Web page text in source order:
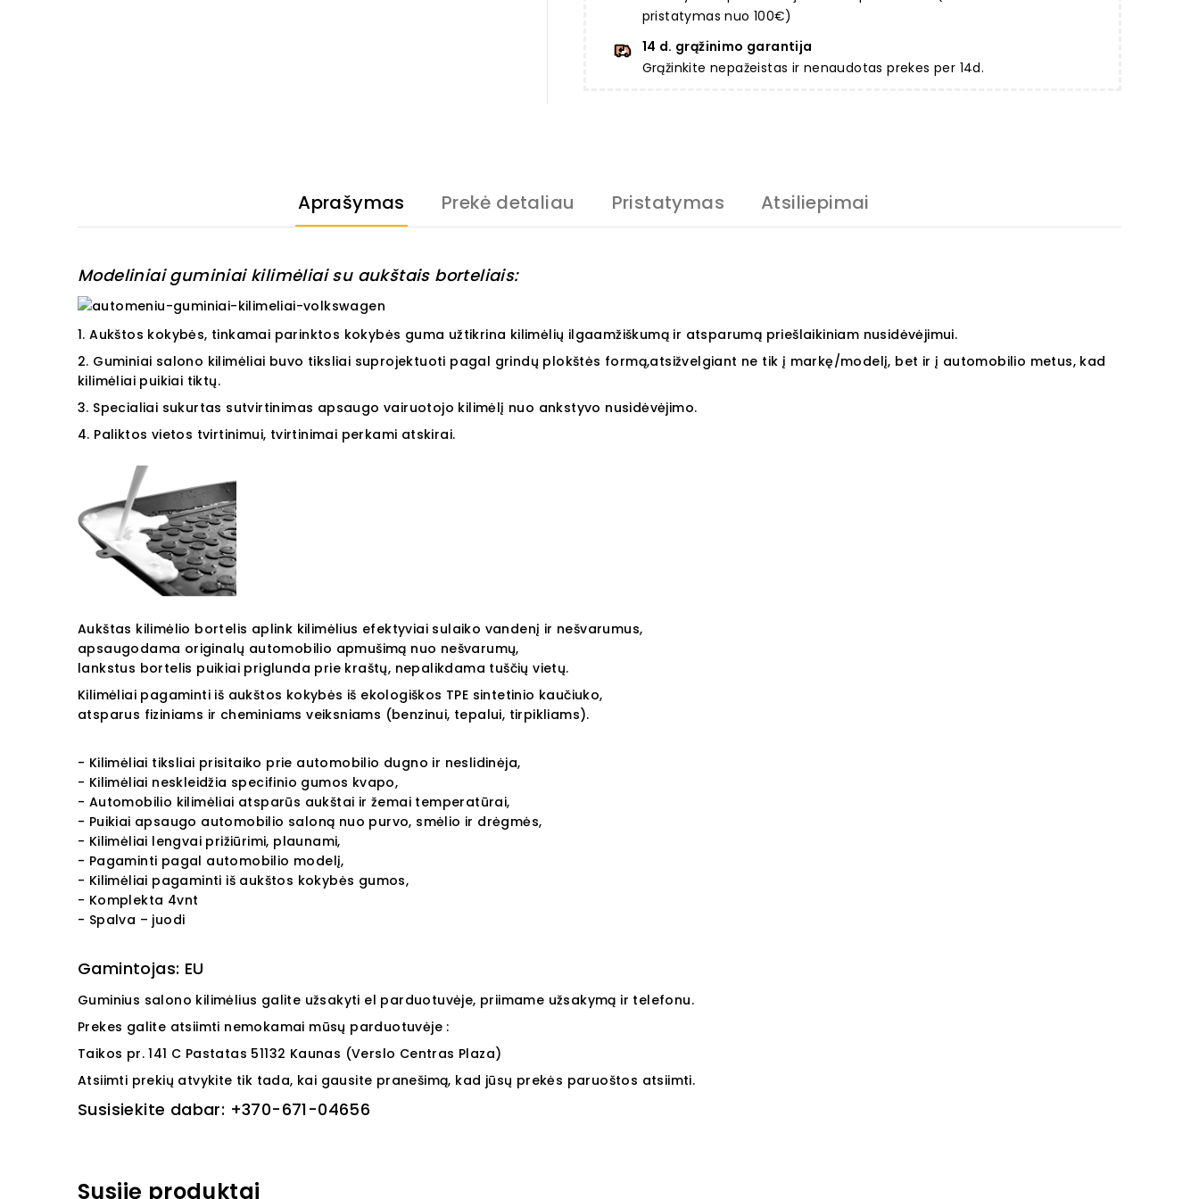
pristatymas nuo 100€)
14 d. grąžinimo garantija
Grąžinkite nepažeistas ir nenaudotas prekes per 14d.
Aprašymas Prekė detaliau Pristatymas Atsiliepimai
Modeliniai guminiai kilimėliai su aukštais borteliais:
1. Aukštos kokybės, tinkamai parinktos kokybės guma užtikrina kilimėlių ilgaamžiškumą ir atsparumą priešlaikiniam nusidėvėjimui.
2. Guminiai salono kilimėliai buvo tiksliai suprojektuoti pagal grindų plokštės formą,atsižvelgiant ne tik į markę/modelį, bet ir į automobilio metus, kad
kilimėliai puikiai tiktų.
3. Specialiai sukurtas sutvirtinimas apsaugo vairuotojo kilimėlį nuo ankstyvo nusidėvėjimo.
4. Paliktos vietos tvirtinimui, tvirtinimai perkami atskirai.
Aukštas kilimėlio bortelis aplink kilimėlius efektyviai sulaiko vandenį ir nešvarumus,
apsaugodama originalų automobilio apmušimą nuo nešvarumų,
lankstus bortelis puikiai priglunda prie kraštų, nepalikdama tuščių vietų.
Kilimėliai pagaminti iš aukštos kokybės iš ekologiškos TPE sintetinio kaučiuko,
atsparus fiziniams ir cheminiams veiksniams (benzinui, tepalui, tirpikliams).
- Kilimėliai tiksliai prisitaiko prie automobilio dugno ir neslidinėja,
- Kilimėliai neskleidžia specifinio gumos kvapo,
- Automobilio kilimėliai atsparūs aukštai ir žemai temperatūrai,
- Puikiai apsaugo automobilio saloną nuo purvo, smėlio ir drėgmės,
- Kilimėliai lengvai prižiūrimi, plaunami,
- Pagaminti pagal automobilio modelį,
- Kilimėliai pagaminti iš aukštos kokybės gumos,
- Komplekta 4vnt
- Spalva – juodi
Gamintojas: EU
Guminius salono kilimėlius galite užsakyti el parduotuvėje, priimame užsakymą ir telefonu.
Prekes galite atsiimti nemokamai mūsų parduotuvėje :
Taikos pr. 141 C Pastatas 51132 Kaunas (Verslo Centras Plaza)
Atsiimti prekių atvykite tik tada, kai gausite pranešimą, kad jūsų prekės paruoštos atsiimti.
Susisiekite dabar: +370-671-04656
Susiję produktai